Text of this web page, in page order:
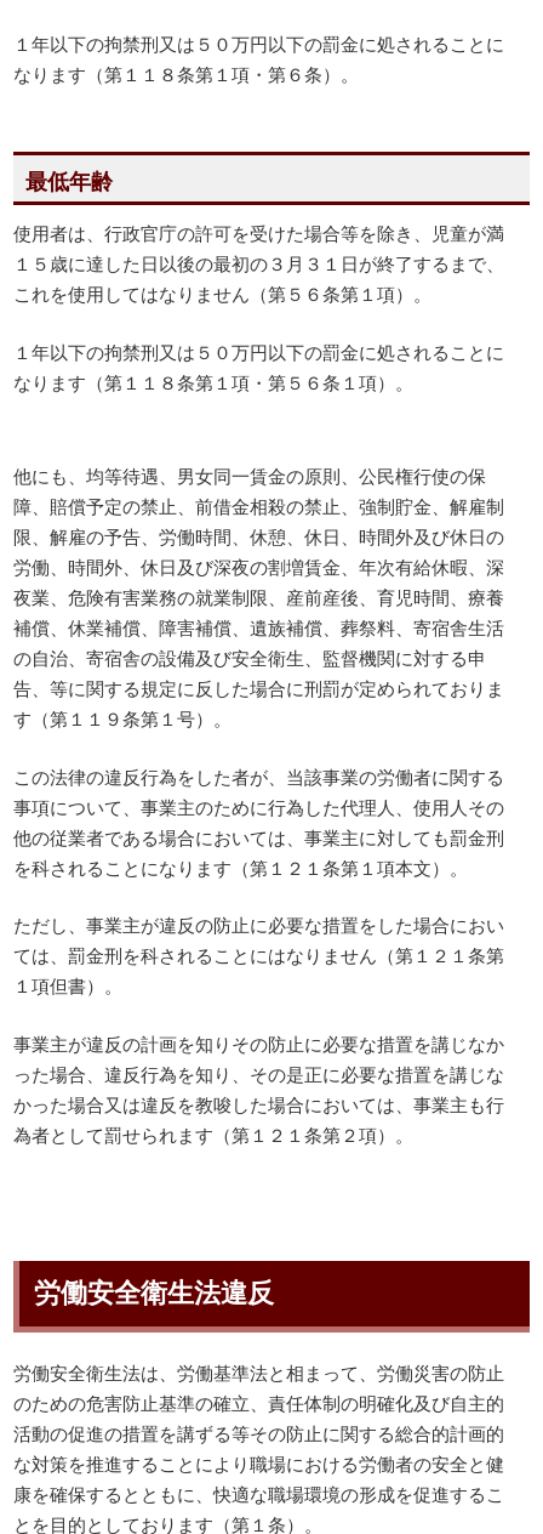
１年以下の拘禁刑又は５０万円以下の罰金に処されることに
なります（第１１８条第１項・第６条）。
最低年齢
使用者は、行政官庁の許可を受けた場合等を除き、児童が満
１５歳に達した日以後の最初の３月３１日が終了するまで、
これを使用してはなりません（第５６条第１項）。
１年以下の拘禁刑又は５０万円以下の罰金に処されることに
なります（第１１８条第１項・第５６条１項）。
他にも、均等待遇、男女同一賃金の原則、公民権行使の保
障、賠償予定の禁止、前借金相殺の禁止、強制貯金、解雇制
限、解雇の予告、労働時間、休憩、休日、時間外及び休日の
労働、時間外、休日及び深夜の割増賃金、年次有給休暇、深
夜業、危険有害業務の就業制限、産前産後、育児時間、療養
補償、休業補償、障害補償、遺族補償、葬祭料、寄宿舎生活
の自治、寄宿舎の設備及び安全衛生、監督機関に対する申
告、等に関する規定に反した場合に刑罰が定められておりま
す（第１１９条第１号）。
この法律の違反行為をした者が、当該事業の労働者に関する
事項について、事業主のために行為した代理人、使用人その
他の従業者である場合においては、事業主に対しても罰金刑
を科されることになります（第１２１条第１項本文）。
ただし、事業主が違反の防止に必要な措置をした場合におい
ては、罰金刑を科されることにはなりません（第１２１条第
１項但書）。
事業主が違反の計画を知りその防止に必要な措置を講じなか
った場合、違反行為を知り、その是正に必要な措置を講じな
かった場合又は違反を教唆した場合においては、事業主も行
為者として罰せられます（第１２１条第２項）。
労働安全衛生法違反
労働安全衛生法は、労働基準法と相まって、労働災害の防止
のための危害防止基準の確立、責任体制の明確化及び自主的
活動の促進の措置を講ずる等その防止に関する総合的計画的
な対策を推進することにより職場における労働者の安全と健
康を確保するとともに、快適な職場環境の形成を促進するこ
とを目的としております（第１条）。